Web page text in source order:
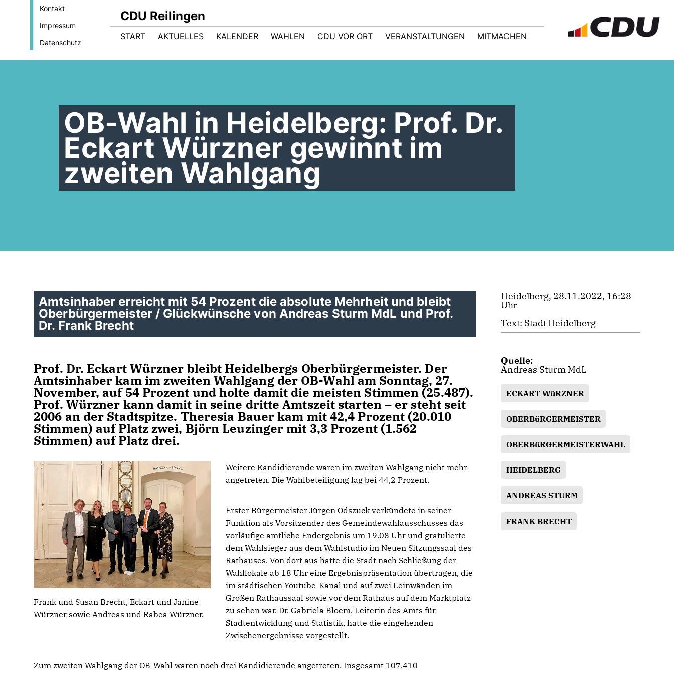
Kontakt
Impressum
Datenschutz
CDU Reilingen
START AKTUELLES KALENDER WAHLEN CDU VOR ORT VERANSTALTUNGEN MITMACHEN
OB-Wahl in Heidelberg: Prof. Dr.
Eckart Würzner gewinnt im
zweiten Wahlgang
Amtsinhaber erreicht mit 54 Prozent die absolute Mehrheit und bleibt
Oberbürgermeister / Glückwünsche von Andreas Sturm MdL und Prof.
Dr. Frank Brecht
Prof. Dr. Eckart Würzner bleibt Heidelbergs Oberbürgermeister. Der
Amtsinhaber kam im zweiten Wahlgang der OB-Wahl am Sonntag, 27.
November, auf 54 Prozent und holte damit die meisten Stimmen (25.487).
Prof. Würzner kann damit in seine dritte Amtszeit starten – er steht seit
2006 an der Stadtspitze. Theresia Bauer kam mit 42,4 Prozent (20.010
Stimmen) auf Platz zwei, Björn Leuzinger mit 3,3 Prozent (1.562
Stimmen) auf Platz drei.
Frank und Susan Brecht, Eckart und Janine
Würzner sowie Andreas und Rabea Würzner.
Weitere Kandidierende waren im zweiten Wahlgang nicht mehr
angetreten. Die Wahlbeteiligung lag bei 44,2 Prozent.
Erster Bürgermeister Jürgen Odszuck verkündete in seiner
Funktion als Vorsitzender des Gemeindewahlausschusses das
vorläufige amtliche Endergebnis um 19.08 Uhr und gratulierte
dem Wahlsieger aus dem Wahlstudio im Neuen Sitzungssaal des
Rathauses. Von dort aus hatte die Stadt nach Schließung der
Wahllokale ab 18 Uhr eine Ergebnispräsentation übertragen, die
im städtischen Youtube-Kanal und auf zwei Leinwänden im
Großen Rathaussaal sowie vor dem Rathaus auf dem Marktplatz
zu sehen war. Dr. Gabriela Bloem, Leiterin des Amts für
Stadtentwicklung und Statistik, hatte die eingehenden
Zwischenergebnisse vorgestellt.
Zum zweiten Wahlgang der OB-Wahl waren noch drei Kandidierende angetreten. Insgesamt 107.410
Heidelberg, 28.11.2022, 16:28
Uhr
Text: Stadt Heidelberg
Quelle:
Andreas Sturm MdL
ECKART WüRZNER
OBERBüRGERMEISTER
OBERBüRGERMEISTERWAHL
HEIDELBERG
ANDREAS STURM
FRANK BRECHT